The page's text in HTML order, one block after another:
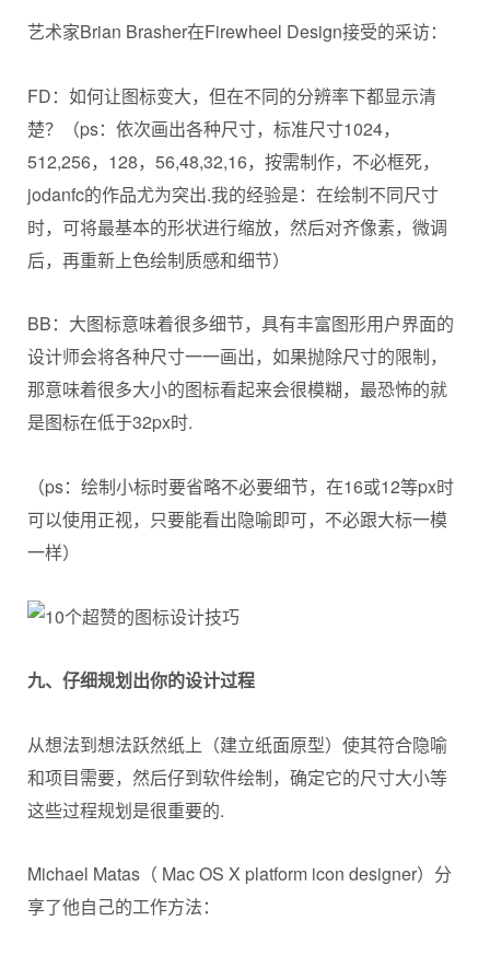
艺术家Brian Brasher在Firewheel Design接受的采访：
FD：如何让图标变大，但在不同的分辨率下都显示清
楚？（ps：依次画出各种尺寸，标准尺寸1024，
512,256，128，56,48,32,16，按需制作，不必框死，
jodanfc的作品尤为突出.我的经验是：在绘制不同尺寸
时，可将最基本的形状进行缩放，然后对齐像素，微调
后，再重新上色绘制质感和细节）
BB：大图标意味着很多细节，具有丰富图形用户界面的
设计师会将各种尺寸一一画出，如果抛除尺寸的限制，
那意味着很多大小的图标看起来会很模糊，最恐怖的就
是图标在低于32px时.
（ps：绘制小标时要省略不必要细节，在16或12等px时
可以使用正视，只要能看出隐喻即可，不必跟大标一模
一样）
九、 仔细规划出你的设计过程
从想法到想法跃然纸上（建立纸面原型）使其符合隐喻
和项目需要，然后仔到软件绘制，确定它的尺寸大小等
这些过程规划是很重要的.
Michael Matas（ Mac OS X platform icon designer）分
享了他自己的工作方法：